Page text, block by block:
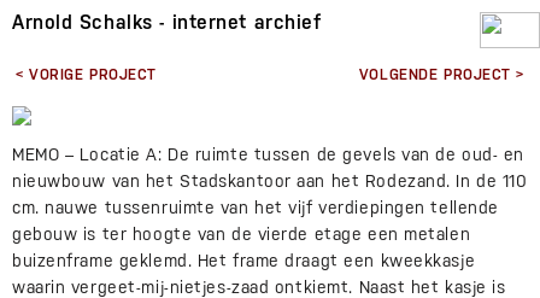
Arnold Schalks - internet archief
< VORIGE PROJECT VOLGENDE PROJECT >
MEMO – Locatie A: De ruimte tussen de gevels van de oud- en
nieuwbouw van het Stadskantoor aan het Rodezand. In de 110
cm. nauwe tussenruimte van het vijf verdiepingen tellende
gebouw is ter hoogte van de vierde etage een metalen
buizenframe geklemd. Het frame draagt een kweekkasje
waarin vergeet-mij-nietjes-zaad ontkiemt. Naast het kasje is